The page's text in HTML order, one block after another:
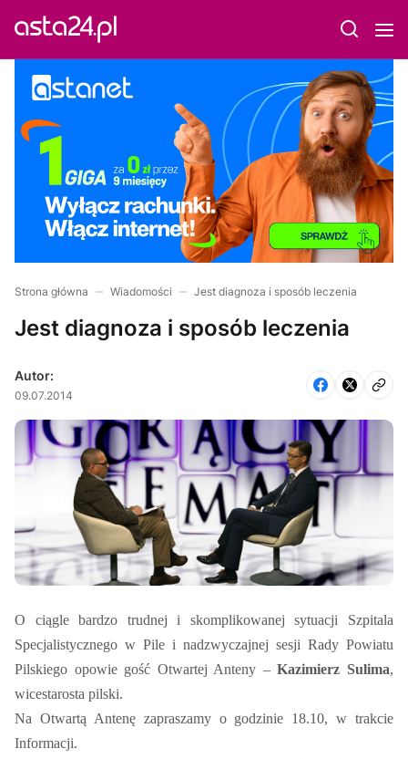
Strona główna Wiadomości Jest diagnoza i sposób leczenia
Jest diagnoza i sposób leczenia
Autor:
09.07.2014
O ciągle bardzo trudnej i skomplikowanej sytuacji Szpitala
Specjalistycznego w Pile i nadzwyczajnej sesji Rady Powiatu
Pilskiego opowie gość Otwartej Anteny –Kazimierz Sulima,
wicestarosta pilski.
Na Otwartą Antenę zapraszamy o godzinie 18.10, w trakcie
Informacji.